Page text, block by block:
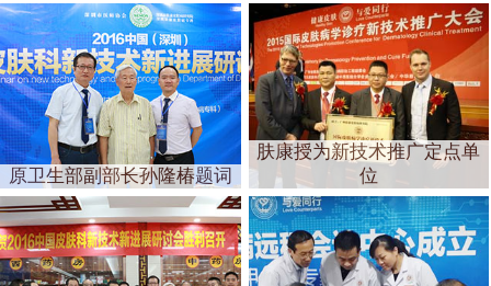
原卫生部副部长孙隆椿题词
肤康授为新技术推广定点单
位